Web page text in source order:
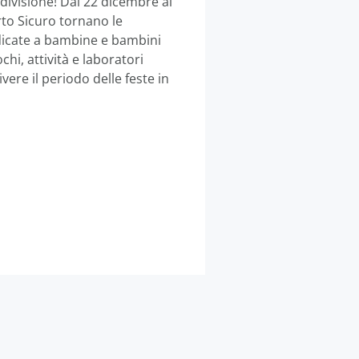
Sicuro tornano le
a bambine e bambini
attività e laboratori
il periodo delle feste in